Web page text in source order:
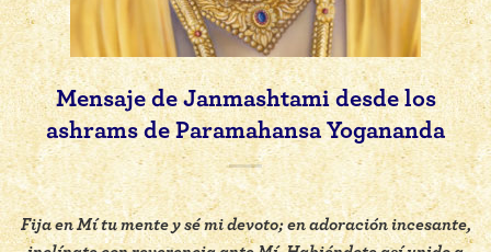
Mensaje de Janmashtami desde los
ashrams de Paramahansa Yogananda
Fija en Mí tu mente y sé mi devoto; en adoración incesante,